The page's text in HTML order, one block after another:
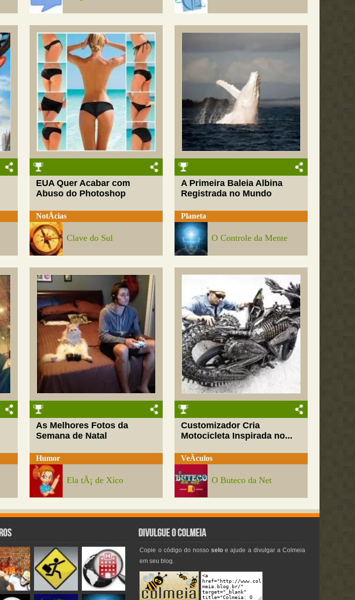
EUA Quer Acabar com
Abuso do Photoshop
NotÃ­cias
Clave do Sul
A Primeira Baleia Albina
Registrada no Mundo
Planeta
O Controle da Mente
As Melhores Fotos da
Semana de Natal
Humor
Ela tÃ¡ de Xico
Customizador Cria
Motocicleta Inspirada no...
VeÃ­culos
O Buteco da Net
Copie o código do nossoselo e ajude a divulgar a Colmeia
em seu blog.